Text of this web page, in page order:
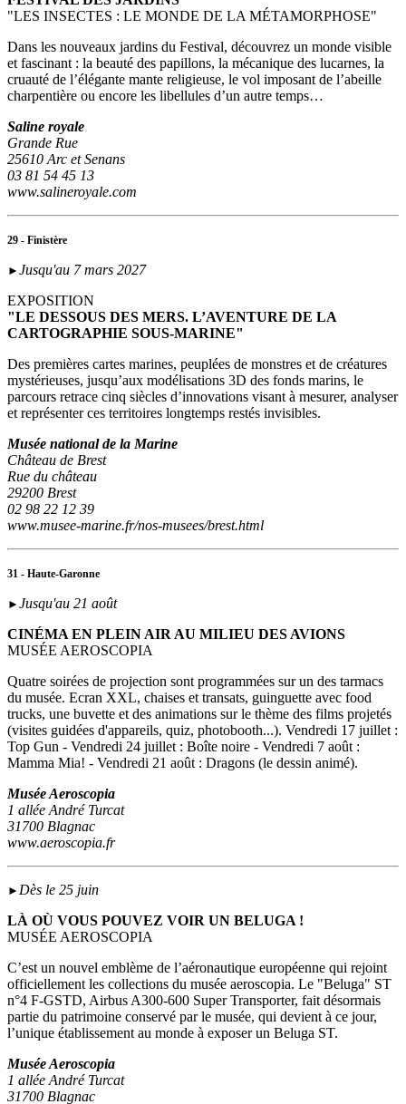
"LES INSECTES : LE MONDE DE LA MÉTAMORPHOSE"
Dans les nouveaux jardins du Festival, découvrez un monde visible
et fascinant : la beauté des papillons, la mécanique des lucarnes, la
cruauté de l’élégante mante religieuse, le vol imposant de l’abeille
charpentière ou encore les libellules d’un autre temps…
Saline royale
Grande Rue
25610 Arc et Senans
03 81 54 45 13
www.salineroyale.com
29 - Finistère
► Jusqu'au 7 mars 2027
EXPOSITION
"LE DESSOUS DES MERS. L’AVENTURE DE LA
CARTOGRAPHIE SOUS-MARINE"
Des premières cartes marines, peuplées de monstres et de créatures
mystérieuses, jusqu’aux modélisations 3D des fonds marins, le
parcours retrace cinq siècles d’innovations visant à mesurer, analyser
et représenter ces territoires longtemps restés invisibles.
Musée national de la Marine
Château de Brest
Rue du château
29200 Brest
02 98 22 12 39
www.musee-marine.fr/nos-musees/brest.html
31 - Haute-Garonne
► Jusqu'au 21 août
CINÉMA EN PLEIN AIR AU MILIEU DES AVIONS
MUSÉE AEROSCOPIA
Quatre soirées de projection sont programmées sur un des tarmacs
du musée. Ecran XXL, chaises et transats, guinguette avec food
trucks, une buvette et des animations sur le thème des films projetés
(visites guidées d'appareils, quiz, photobooth...). Vendredi 17 juillet :
Top Gun - Vendredi 24 juillet : Boîte noire - Vendredi 7 août :
Mamma Mia! - Vendredi 21 août : Dragons (le dessin animé).
Musée Aeroscopia
1 allée André Turcat
31700 Blagnac
www.aeroscopia.fr
► Dès le 25 juin
LÀ OÙ VOUS POUVEZ VOIR UN BELUGA !
MUSÉE AEROSCOPIA
C’est un nouvel emblème de l’aéronautique européenne qui rejoint
officiellement les collections du musée aeroscopia. Le "Beluga" ST
n°4 F-GSTD, Airbus A300-600 Super Transporter, fait désormais
partie du patrimoine conservé par le musée, qui devient à ce jour,
l’unique établissement au monde à exposer un Beluga ST.
Musée Aeroscopia
1 allée André Turcat
31700 Blagnac